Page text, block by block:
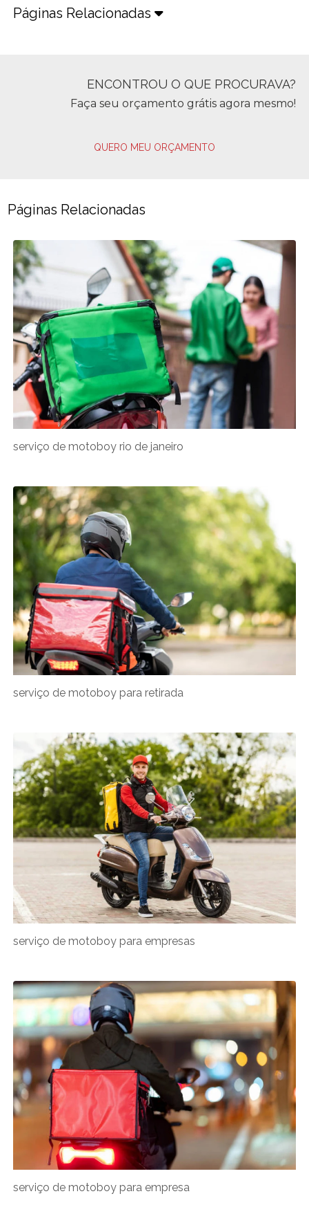
Páginas Relacionadas
ENCONTROU O QUE PROCURAVA?
Faça seu orçamento grátis agora mesmo!
QUERO MEU ORÇAMENTO
Páginas Relacionadas
serviço de motoboy rio de janeiro
serviço de motoboy para retirada
serviço de motoboy para empresas
serviço de motoboy para empresa